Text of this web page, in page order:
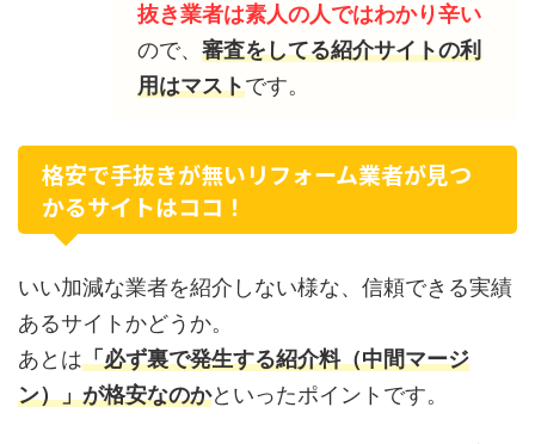
抜き業者は素人の人ではわかり辛い
ので、 審査をしてる紹介サイトの利
用はマストです。
格安で手抜きが無いリフォーム業者が見つ
かるサイトはココ！
いい加減な業者を紹介しない様な、信頼できる実績
あるサイトかどうか。
あとは「必ず裏で発生する紹介料（中間マージ
ン）」が格安なのかといったポイントです。